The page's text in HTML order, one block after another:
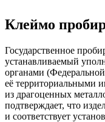
Клеймо
Государственное
устанавливаемый
органами
её территориальными
из драгоценных
подтверждает, что
и соответствует